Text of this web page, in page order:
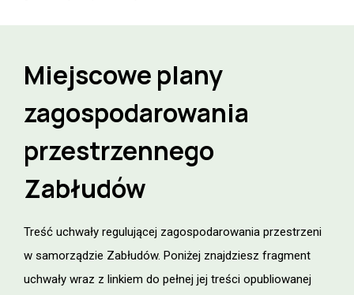
Miejscowe plany
zagospodarowania
przestrzennego
Zabłudów
Treść uchwały regulującej zagospodarowania przestrzeni
w samorządzie Zabłudów. Poniżej znajdziesz fragment
uchwały wraz z linkiem do pełnej jej treści opubliowanej